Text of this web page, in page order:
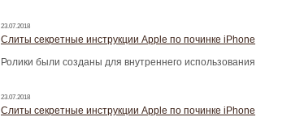
23.07.2018
Слиты секретные инструкции Apple по починке iPhone
Ролики были созданы для внутреннего использования
23.07.2018
Слиты секретные инструкции Apple по починке iPhone